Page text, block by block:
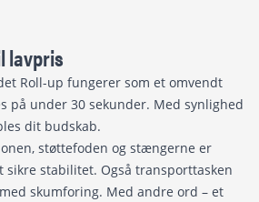
lavpris
Roll-up fungerer som et omvendt
på under 30 sekunder. Med synlighed
dit budskab.
støttefoden og stængerne er
stabilitet. Også transporttasken
skumforing. Med andre ord – et